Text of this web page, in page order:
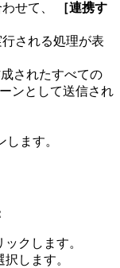
せて、
［連携す
される処理が表
されたすべての
ンとして送信され
ます。
クします。
択します。